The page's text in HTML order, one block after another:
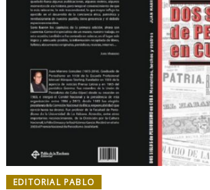
EDITORIAL PABLO